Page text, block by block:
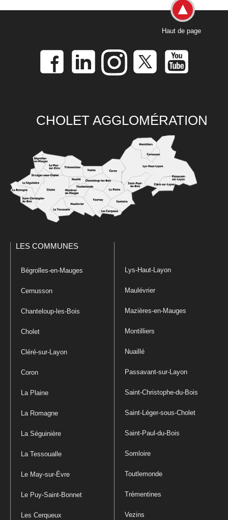
Haut de page
CHOLET AGGLOMÉRATION
LES COMMUNES
Bégrolles-en-Mauges
Cernusson
Chanteloup-les-Bois
Cholet
Cléré-sur-Layon
Coron
La Plaine
La Romagne
La Séguinière
La Tessoualle
Le May-sur-Èvre
Le Puy-Saint-Bonnet
Les Cerqueux
Lys-Haut-Layon
Maulévrier
Mazières-en-Mauges
Montilliers
Nuaillé
Passavant-sur-Layon
Saint-Christophe-du-Bois
Saint-Léger-sous-Cholet
Saint-Paul-du-Bois
Somloire
Toutlemonde
Trémentines
Vezins